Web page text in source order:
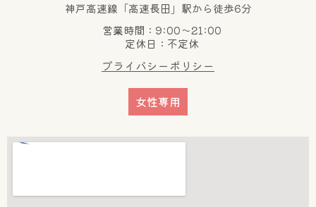
神戸高速線「高速長田」駅から徒歩6分
営業時間：9:00～21:00
定休日：不定休
プライバシーポリシー
女性専用